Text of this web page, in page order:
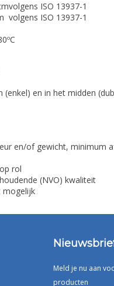
volgens ISO 13937-1
volgens ISO 13937-1
(enkel) en in het midden
en/of gewicht, minimum
rol
(NVO) kwaliteit
mogelijk
Meld je nu aan
producten